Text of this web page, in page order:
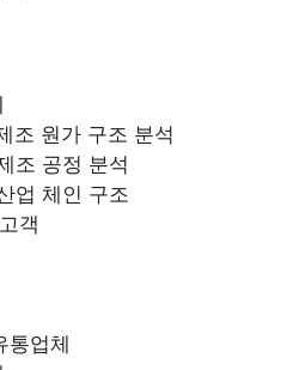
조 원가 구조 분석
조 공정 분석
업 체인 구조
객
통업체